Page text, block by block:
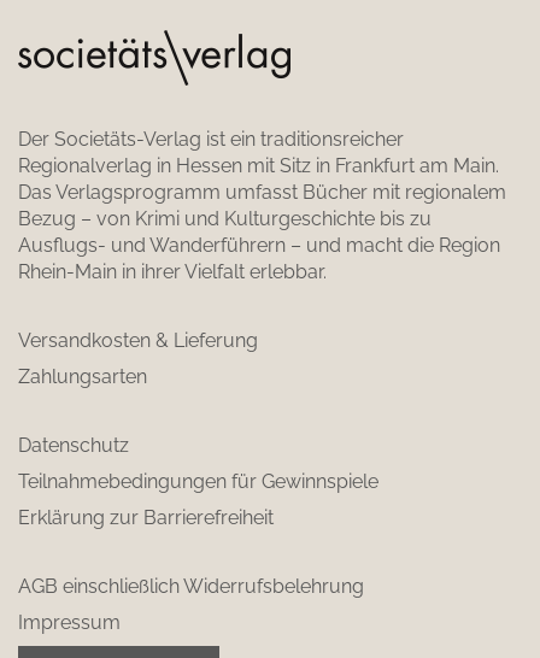
Der Societäts-Verlag ist ein traditionsreicher
Regionalverlag in Hessen mit Sitz in Frankfurt am Main.
Das Verlagsprogramm umfasst Bücher mit regionalem
Bezug – von Krimi und Kulturgeschichte bis zu
Ausflugs- und Wanderführern – und macht die Region
Rhein-Main in ihrer Vielfalt erlebbar.
Versandkosten & Lieferung
Zahlungsarten
Datenschutz
Teilnahmebedingungen für Gewinnspiele
Erklärung zur Barrierefreiheit
AGB einschließlich Widerrufsbelehrung
Impressum